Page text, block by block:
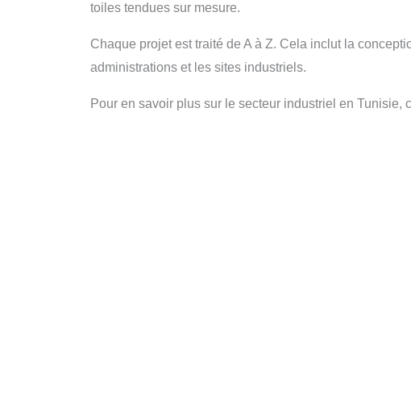
toiles tendues sur mesure.
Chaque projet est traité de A à Z. Cela inclut la
administrations et les sites industriels.
Pour en savoir plus sur le secteur industriel en Tunisie,